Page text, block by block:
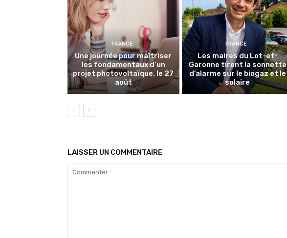
FRANCE
Une journée pour maîtriser
les fondamentaux d’un
projet photovoltaïque, le 27
août
FRANCE
Les maires du Lot-et-
Garonne tirent la sonnette
d’alarme sur le biogaz et le
solaire
LAISSER UN COMMENTAIRE